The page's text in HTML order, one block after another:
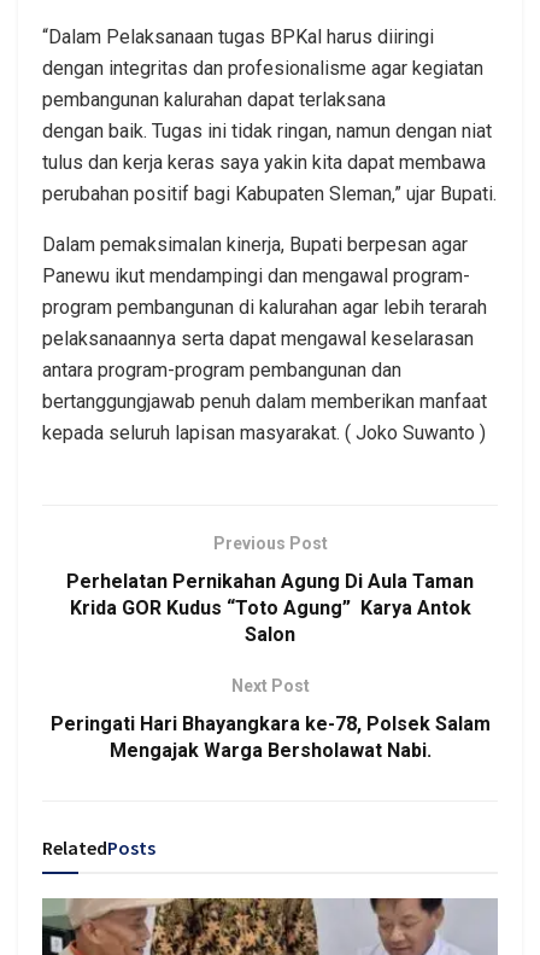
“Dalam Pelaksanaan tugas BPKal harus diiringi
dengan integritas dan profesionalisme agar kegiatan
pembangunan kalurahan dapat terlaksana
dengan baik. Tugas ini tidak ringan, namun dengan niat
tulus dan kerja keras saya yakin kita dapat membawa
perubahan positif bagi Kabupaten Sleman,” ujar Bupati.
Dalam pemaksimalan kinerja, Bupati berpesan agar
Panewu ikut mendampingi dan mengawal program-
program pembangunan di kalurahan agar lebih terarah
pelaksanaannya serta dapat mengawal keselarasan
antara program-program pembangunan dan
bertanggungjawab penuh dalam memberikan manfaat
kepada seluruh lapisan masyarakat. ( Joko Suwanto )
Previous Post
Perhelatan Pernikahan Agung Di Aula Taman
Krida GOR Kudus “Toto Agung” Karya Antok
Salon
Next Post
Peringati Hari Bhayangkara ke-78, Polsek Salam
Mengajak Warga Bersholawat Nabi.
RelatedPosts